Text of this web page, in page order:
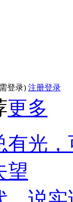
登录) 注册登录
更多
有光
望